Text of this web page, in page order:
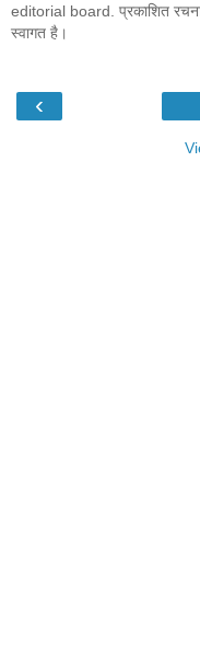
editorial board. प्रकाशित
स्वागत है।
‹